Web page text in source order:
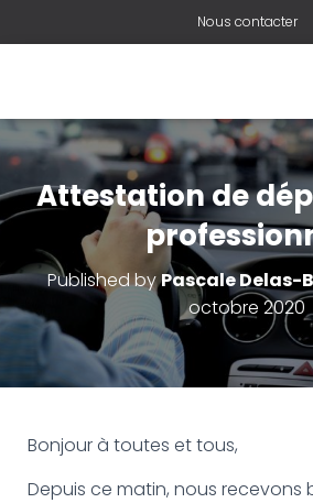
Nous contacter
Attestation de
Published byPascale Delas-
octobre 2020
Bonjour à toutes et tous,
Depuis ce matin, nous